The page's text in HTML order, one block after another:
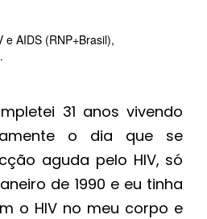
AIDS (RNP+Brasil),
31 anos vivendo
o dia que se
aguda pelo HIV, só
de 1990 e eu tinha
o HIV no meu corpo e